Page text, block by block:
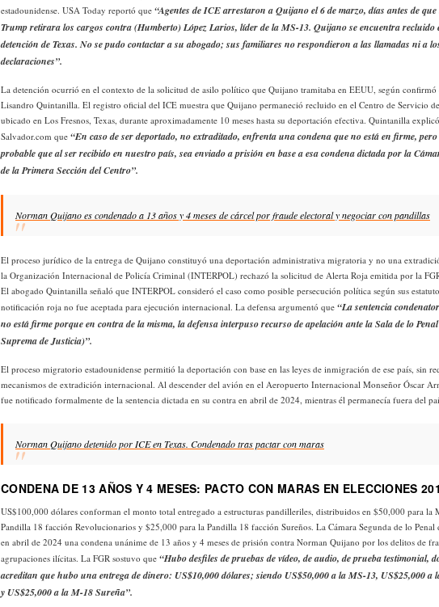
estadounidense. USA Today reportó que “Agentes de ICE arrestaron a Quijano el 6 de marzo, días antes de
Trump retirara los cargos contra (Humberto) López Larios, líder de la MS-13. Quijano se encuentra recluido
detención de Texas. No se pudo contactar a su abogado; sus familiares no respondieron a las llamadas ni a
declaraciones”.
La detención ocurrió en el contexto de la solicitud de asilo político que Quijano tramitaba en EEUU, según confirmó
Lisandro Quintanilla. El registro oficial del ICE muestra que Quijano permaneció recluido en el Centro de Servicio
ubicado en Los Fresnos, Texas, durante aproximadamente 10 meses hasta su deportación efectiva. Quintanilla
Salvador.com que “En caso de ser deportado, no extraditado, enfrenta una condena que no está en firme, pero
probable que al ser recibido en nuestro país, sea enviado a prisión en base a esa condena dictada por la
de la Primera Sección del Centro”.
Norman Quijano es condenado a 13 años y 4 meses de cárcel por fraude electoral y negociar con pandillas
El proceso jurídico de la entrega de Quijano constituyó una deportación administrativa migratoria y no una
la Organización Internacional de Policía Criminal (INTERPOL) rechazó la solicitud de Alerta Roja emitida por la
El abogado Quintanilla señaló que INTERPOL consideró el caso como posible persecución política según sus
notificación roja no fue aceptada para ejecución internacional. La defensa argumentó que “La sentencia
no está firme porque en contra de la misma, la defensa interpuso recurso de apelación ante la Sala de lo
Suprema de Justicia)”.
El proceso migratorio estadounidense permitió la deportación con base en las leyes de inmigración de ese país, sin
mecanismos de extradición internacional. Al descender del avión en el Aeropuerto Internacional Monseñor Óscar
fue notificado formalmente de la sentencia dictada en su contra en abril de 2024, mientras él permanecía fuera del
Norman Quijano detenido por ICE en Texas. Condenado tras pactar con maras
CONDENA DE 13 AÑOS Y 4 MESES: PACTO CON MARAS EN ELECCIONES
US$100,000 dólares conforman el monto total entregado a estructuras pandilleriles, distribuidos en $50,000 para la
Pandilla 18 facción Revolucionarios y $25,000 para la Pandilla 18 facción Sureños. La Cámara Segunda de lo Penal
en abril de 2024 una condena unánime de 13 años y 4 meses de prisión contra Norman Quijano por los delitos de
agrupaciones ilícitas. La FGR sostuvo que “Hubo desfiles de pruebas de vídeo, de audio, de prueba testimonial,
acreditan que hubo una entrega de dinero: US$10,000 dólares; siendoUS$50,000 a la MS-13, US$25,000 a
yUS$25,000 a la M-18 Sureña”.